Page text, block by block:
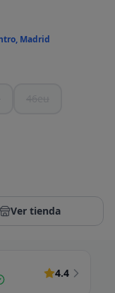
Madrid
Ver tienda
4.4